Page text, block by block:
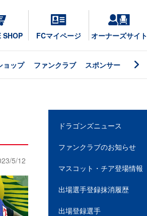
SHOP FCマイページ オーナーズサイト
ョップ ファンクラブ スポンサー
5/12
ドラゴンズニュース
ファンクラブのお知らせ
マスコット・チア登場情報
出場選手登録抹消履歴
出場登録選手